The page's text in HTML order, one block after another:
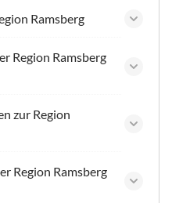
Ramsberg
Region Ramsberg
zur Region
Region Ramsberg